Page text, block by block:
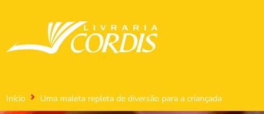
Início Uma maleta repleta de diversão para a criançada